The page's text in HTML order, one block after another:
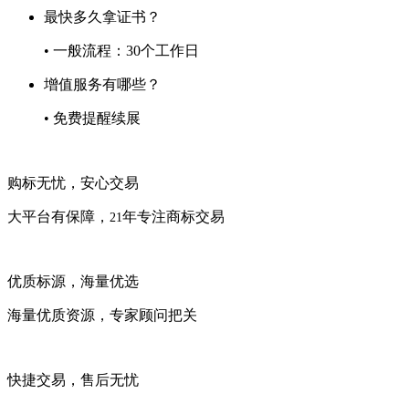
最快多久拿证书？
• 一般流程：30个工作日
增值服务有哪些？
• 免费提醒续展
购标无忧，安心交易
大平台有保障， 21 年专注商标交易
优质标源，海量优选
海量优质资源，专家顾问把关
快捷交易，售后无忧